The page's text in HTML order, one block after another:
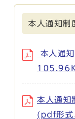
本人通知制
本人通
本人通知
(pdf形